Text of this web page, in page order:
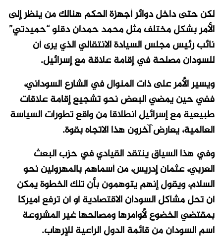
لكن حتى داخل دوائر أجهزة الحكم هنالك من ينظر إلى
الأمر بشكل مختلف مثل محمد حمدان دقلو “حميدتي”
نائب رئيس مجلس السيادة الانتقالي الذي يرى أن
للسودان مصلحة في إقامة علاقة مع إسرائيل.
ويسير الأمر على ذات المنوال في الشارع السوداني،
ففي حين يمضي البعض نحو تشجيع إقامة علاقات
طبيعية مع إسرائيل انطلاقا من واقع تطورات السياسة
العالمية، يعارض آخرون هذا الاتجاه بقوة.
وفي هذا السياق ينتقد القيادي في حزب البعث
العربي، عثمان إدريس، من أسماهم بالمهرولين نحو
السلام، ويقول إنهم يتوهمون بأن تلك الخطوة يمكن
أن تحل مشاكل السودان الاقتصادية أو أن ترفع أميركا
بمقتضي الخضوع لأوامرها ومصالحها غير المشروعة
اسم السودان من قائمة الدول الراعية للإرهاب.